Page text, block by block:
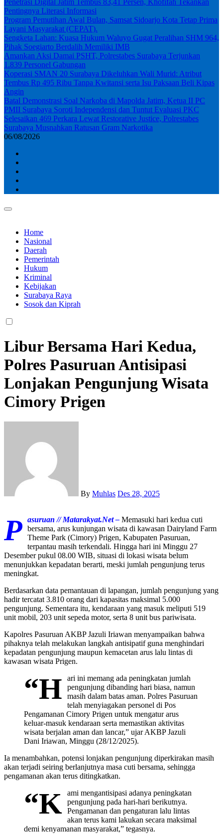
Pentingnya Literasi Informasi
Program Pemutihan Awal Bulan, Samsat Sidoarjo Kota Tetap Prima
Layani Masyarakat (CEPAT).
Sengketa Lahan: Kuasa Hukum Waluyo Gugat Peralihan SHM 964,
Pihak Soegiarto Berdalih Memiliki IMB
Amankan Aksi Damai PSHT, Polrestabes Surabaya Terjunkan
1.839 Personel Gabungan
Koperasi SMAN 20 Surabaya Dikeluhkan Wali Murid: Atribut
Tembus Rp 495 Ribu Tanpa Kwitansi serta Isu Paksaan Beli Kipas
Angin
Batal Demonstrasi Soal Narkoba di Mapolda Jatim, Ketua II PC
PMII Surabaya Soroti Independensi dan Tuntut Evaluasi PKC
Selesaikan 469 Perkara Lewat Restorative Justice, Polrestabes
Surabaya Musnahkan Ratusan Gram Narkotika
06/08/2026
Home
Nasional
Daerah
Pemerintah
Hukum
Kriminal
Kebijakan
Surabaya Raya
Sosok dan Kiprah
Libur Bersama Hari Kedua,
Polres Pasuruan Antisipasi
Lonjakan Pengunjung Wisata
Cimory Prigen
By Muhlas Des 28, 2025
P asuruan // Matarakyat.Net – Memasuki hari kedua cuti
bersama, arus kunjungan wisata di kawasan Dairyland Farm
Theme Park (Cimory) Prigen, Kabupaten Pasuruan,
terpantau masih terkendali. Hingga hari ini Minggu 27
Desember pukul 08.00 WIB, situasi di lokasi wisata belum
menunjukkan kepadatan berarti, meski jumlah pengunjung terus
meningkat.
Berdasarkan data pemantauan di lapangan, jumlah pengunjung yang
hadir tercatat 3.810 orang dari kapasitas maksimal 5.000
pengunjung. Sementara itu, kendaraan yang masuk meliputi 519
unit mobil, 203 unit sepeda motor, serta 8 unit bus pariwisata.
Kapolres Pasuruan AKBP Jazuli Iriawan menyampaikan bahwa
pihaknya telah melakukan langkah antisipatif guna menghindari
kepadatan pengunjung maupun kemacetan arus lalu lintas di
kawasan wisata Prigen.
“H
ari ini memang ada peningkatan jumlah
pengunjung dibanding hari biasa, namun
masih dalam batas aman. Polres Pasuruan
telah menyiagakan personel di Pos
Pengamanan Cimory Prigen untuk mengatur arus
keluar-masuk kendaraan serta memastikan aktivitas
wisata berjalan aman dan lancar,” ujar AKBP Jazuli
Dani Iriawan, Minggu (28/12/2025).
Ia menambahkan, potensi lonjakan pengunjung diperkirakan masih
akan terjadi seiring berlanjutnya masa cuti bersama, sehingga
pengamanan akan terus ditingkatkan.
“K ami mengantisipasi adanya peningkatan
pengunjung pada hari-hari berikutnya.
Pengamanan dan pengaturan lalu lintas
akan terus kami lakukan secara maksimal
demi kenyamanan masyarakat,” tegasnya.